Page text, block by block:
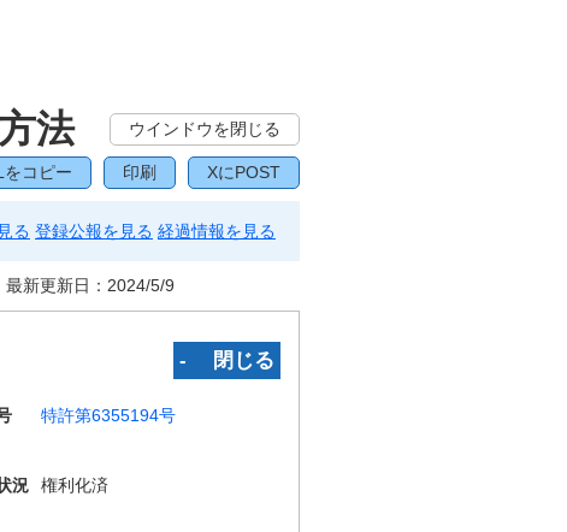
法 ウインドウを閉じる
をコピー 印刷 XにPOST
る 登録公報を見る 経過情報を見る
最新更新日： 2024/5/9
‐ 閉じる
特許第6355194号
況
権利化済